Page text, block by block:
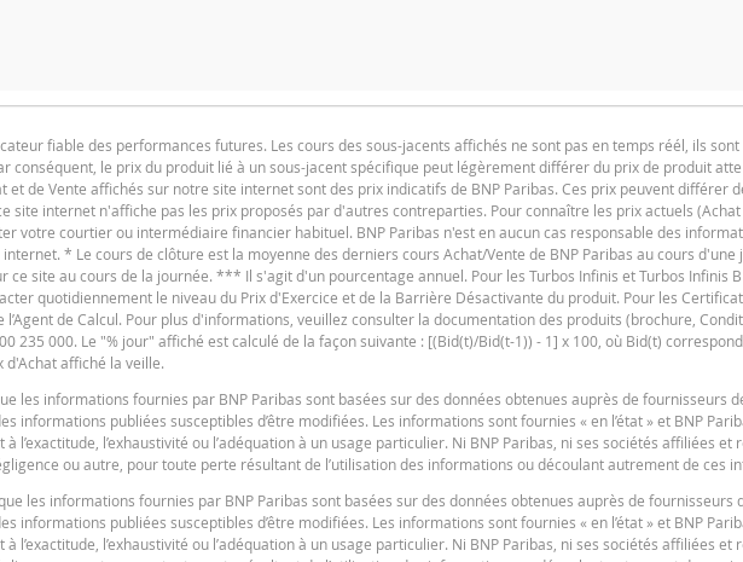
Le simulateur a été désactivé, car la barrière desactivante de ce
PDF
PDF
fiable des performances futures. Les cours des sous-jacents affichés ne sont pas en temps réél, ils
conséquent, le prix du produit lié à un sous-jacent spécifique peut légèrement différer du prix de produit
et de Vente affichés sur notre site internet sont des prix indicatifs de BNP Paribas. Ces prix peuvent différer
site internet n'affiche pas les prix proposés par d'autres contreparties. Pour connaître les prix actuels
votre courtier ou intermédiaire financier habituel. BNP Paribas n'est en aucun cas responsable des
* Le cours de clôture est la moyenne des derniers cours Achat/Vente de BNP Paribas au cours
ce site au cours de la journée. *** Il s'agit d'un pourcentage annuel. Pour les Turbos Infinis et Turbos Infinis
quotidiennement le niveau du Prix d'Exercice et de la Barrière Désactivante du produit. Pour les
de Calcul. Pour plus d'informations, veuillez consulter la documentation des produits (brochure,
235 000. Le "% jour" affiché est calculé de la façon suivante : [(Bid(t)/Bid(t-1)) - 1] x 100, où Bid(t)
affiché la veille.
les informations fournies par BNP Paribas sont basées sur des données obtenues auprès de fournisseurs
informations publiées susceptibles d’être modifiées. Les informations sont fournies « en l’état » et BNP
l’exactitude, l’exhaustivité ou l’adéquation à un usage particulier. Ni BNP Paribas, ni ses sociétés affiliées et
ou autre, pour toute perte résultant de l’utilisation des informations ou découlant autrement de ces
les informations fournies par BNP Paribas sont basées sur des données obtenues auprès de fournisseurs
informations publiées susceptibles d’être modifiées. Les informations sont fournies « en l’état » et BNP
l’exactitude, l’exhaustivité ou l’adéquation à un usage particulier. Ni BNP Paribas, ni ses sociétés affiliées et